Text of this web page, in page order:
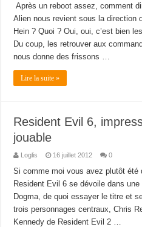
Après un reboot assez, comment
Alien nous revient sous la direction
Hein ? Quoi ? Oui, oui, c’est bien
Du coup, les retrouver aux
nous donne des frissons …
Lire la suite »
Resident Evil 6,
jouable
Loglis 16 juillet 2012 0
Si comme moi vous avez plutôt été
Resident Evil 6 se dévoile dans une
Dogma, de quoi essayer le titre et
trois personnages centraux, Chris
Kennedy de Resident Evil 2 …